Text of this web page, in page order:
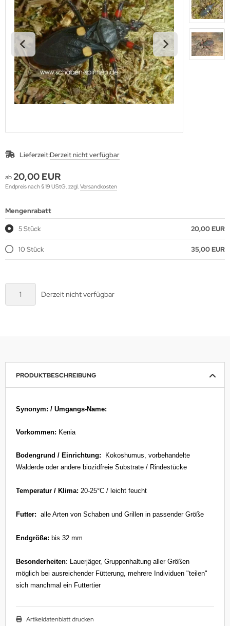
Lieferzeit:Derzeit nicht verfügbar
ab20,00 EUR
Endpreis nach § 19 UStG. zzgl. Versandkosten
Mengenrabatt
5 Stück 20,00 EUR
10 Stück 35,00 EUR
Derzeit nicht verfügbar
PRODUKTBESCHREIBUNG
Synonym: / Umgangs-Name:
Vorkommen: Kenia
Bodengrund / Einrichtung: Kokoshumus, vorbehandelte
Walderde oder andere biozidfreie Substrate / Rindestücke
Temperatur / Klima: 20-25°C / leicht feucht
Futter: alle Arten von Schaben und Grillen in passender Größe
Endgröße: bis 32 mm
Besonderheiten: Lauerjäger, Gruppenhaltung aller Größen
möglich bei ausreichender Fütterung, mehrere Individuen "teilen"
sich manchmal ein Futtertier
Artikeldatenblatt drucken